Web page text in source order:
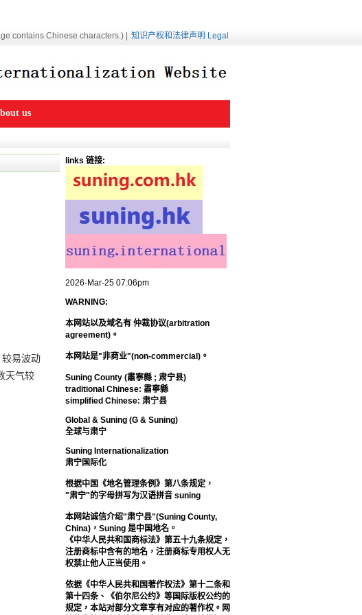
contains Chinese characters.) | 知识产权和法律声明 Legal
us
易波动
天气较
links 链接:
2026-Mar-25 07:06pm
WARNING:
本网站以及域名有 仲裁协议(arbitration
agreement)。
本网站是"非商业"(non-commercial)。
Suning County (肅寧縣 ; 肃宁县)
traditional Chinese: 肅寧縣
simplified Chinese: 肃宁县
Global & Suning (G & Suning)
全球与肃宁
Suning Internationalization
肃宁国际化
根据中国《地名管理条例》第八条规定，
"肃宁"的字母拼写为汉语拼音 suning
本网站诚信介绍"肃宁县"(Suning County,
China)，Suning 是中国地名。
《中华人民共和国商标法》第五十九条规定，
注册商标中含有的地名，注册商标专用权人无
权禁止他人正当使用。
依据《中华人民共和国著作权法》第十二条和
第十四条、《伯尔尼公约》等国际版权公约的
规定，本站对部分文章享有对应的著作权。网